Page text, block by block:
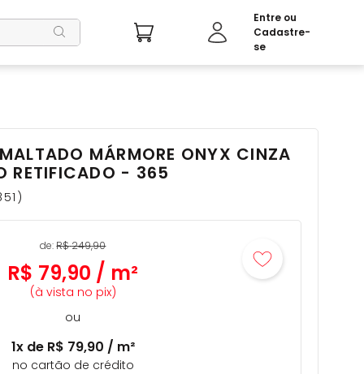
MÁRMORE ONYX CINZA
RETIFICADO - 365
de:R$249,90
R$ 79,90 / m²
(à vista no pix)
ou
1x de R$ 79,90 / m²
no cartão de crédito